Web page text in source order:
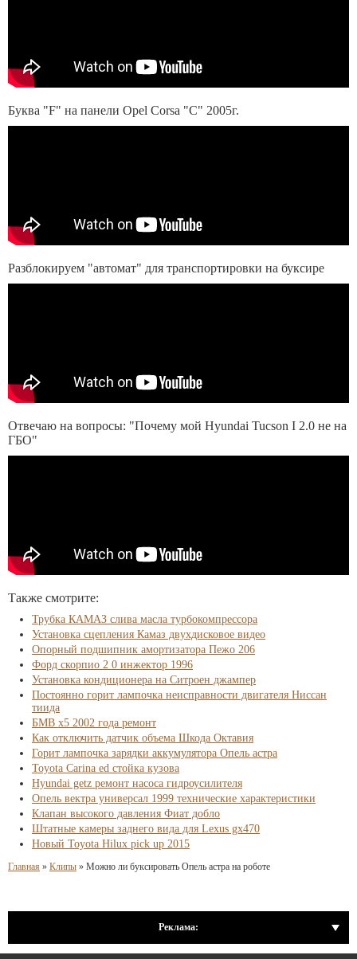
Буква "F" на панели Opel Corsa "C" 2005г.
Разблокируем "автомат" для транспортировки на буксире
Отвечаю на вопросы: "Почему мой Hyundai Tucson I 2.0 не на
ГБО"
Также смотрите:
Трубка КАМАЗ слива масла турбокомпрессора
Установка сцепления Камаз двухдисковое видео
Опорный подшипник амортизатора Пежо 206
Форд скорпио 2 0 инжектор 1996
Установка кондиционера на Ситроен джампер
Постоянно горит лампочка неисправности двигателя Ниссан
тиида
БМВ х5 2002 года ремонт
Как отключить датчик объема Шкода Октавия
Горит лампочка зарядки аккумулятора Опель астра
Toyota Carina ed стойка кузова
Hyundai getz ремонт насоса гидроусилителя
Опель вектра универсал 1999 технические характеристики
Клапан высокого давления Фиат добло
Штатные камеры заднего вида для Lexus gx470
Новый Toyota Hilux pick up 2015
Главная » Клипы » Можно ли буксировать Опель астра на роботе
Реклама: